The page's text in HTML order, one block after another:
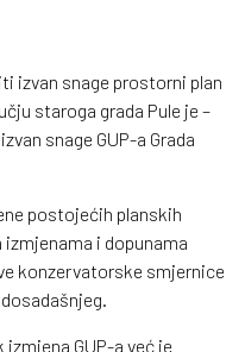
izvan snage prostorni plan
staroga grada Pule je –
snage GUP-a Grada
postojećih planskih
izmjenama i dopunama
konzervatorske smjernice
GUP-a već je